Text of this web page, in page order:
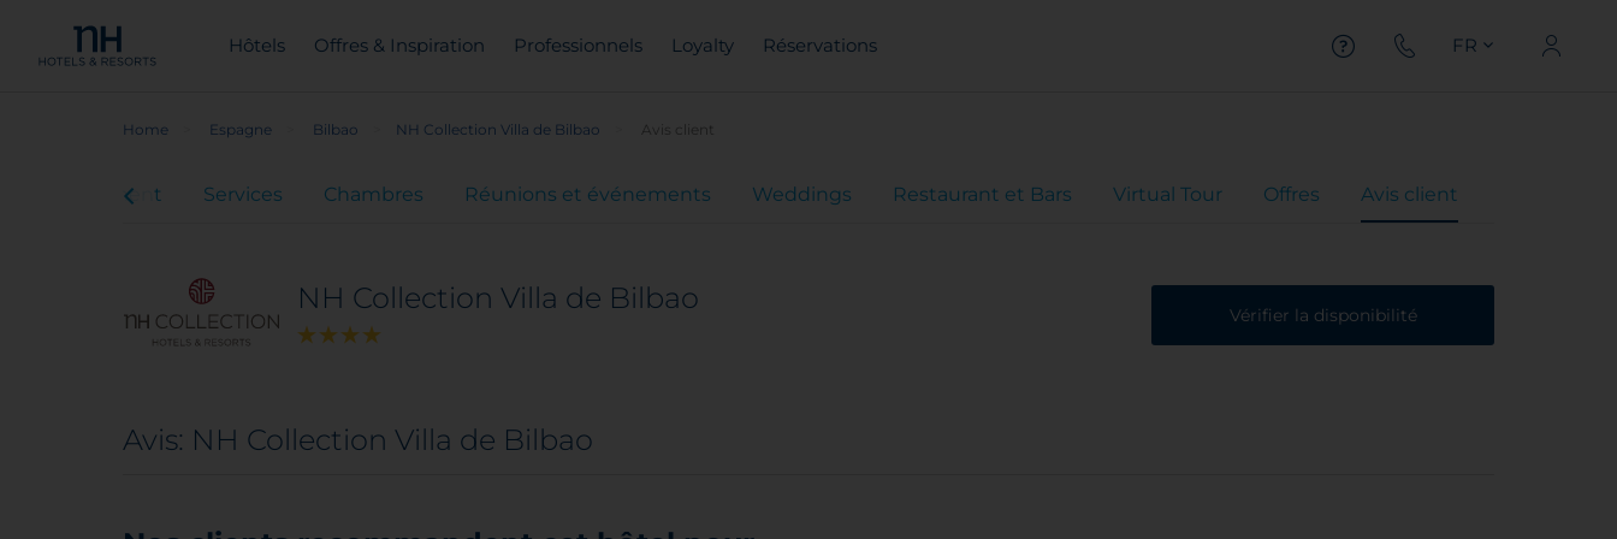
Hôtels Offres & Inspiration Professionnels Loyalty Réservations FR
Home Espagne Bilbao NH Collection Villa de Bilbao Avis client
Emplacement Services Chambres Réunions et événements Weddings Restaurant et Bars Virtual Tour Offres Avis client
NH Collection Villa de Bilbao Vérifier la disponibilité
Avis: NH Collection Villa de Bilbao